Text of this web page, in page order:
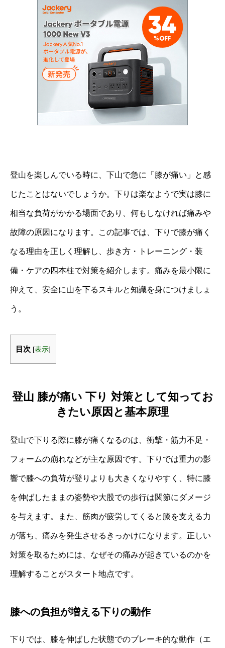
登山を楽しんでいる時に、下山で急に「膝が痛い」と感
じたことはないでしょうか。下りは楽なようで実は膝に
相当な負荷がかかる場面であり、何もしなければ痛みや
故障の原因になります。この記事では、下りで膝が痛く
なる理由を正しく理解し、歩き方・トレーニング・装
備・ケアの四本柱で対策を紹介します。痛みを最小限に
抑えて、安全に山を下るスキルと知識を身につけましょ
う。
目次 [表示]
登山 膝が痛い 下り 対策として知ってお
きたい原因と基本原理
登山で下りる際に膝が痛くなるのは、衝撃・筋力不足・
フォームの崩れなどが主な原因です。下りでは重力の影
響で膝への負荷が登りよりも大きくなりやすく、特に膝
を伸ばしたままの姿勢や大股での歩行は関節にダメージ
を与えます。また、筋肉が疲労してくると膝を支える力
が落ち、痛みを発生させるきっかけになります。正しい
対策を取るためには、なぜその痛みが起きているのかを
理解することがスタート地点です。
膝への負担が増える下りの動作
下りでは、膝を伸ばした状態でのブレーキ的な動作（エ